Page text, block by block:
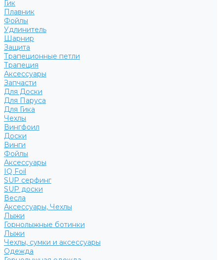
Гик
Плавник
Фойлы
Удлинитель
Шарнир
Защита
Трапеционные петли
Трапеция
Аксессуары
Запчасти
Для Доски
Для Паруса
Для Гика
Чехлы
Вингфоил
Доски
Винги
Фойлы
Аксессуары
IQ Foil
SUP серфинг
SUP доски
Весла
Аксессуары, Чехлы
Лыжи
Горнолыжные ботинки
Лыжи
Чехлы, сумки и аксессуары
Одежда